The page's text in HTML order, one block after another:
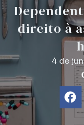
direito à
4 de